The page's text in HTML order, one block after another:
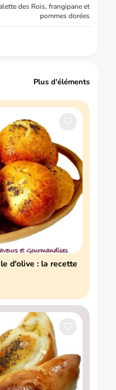
des Rois, frangipane et
pommes dorées
Plus d'éléments
d'olive : la recette